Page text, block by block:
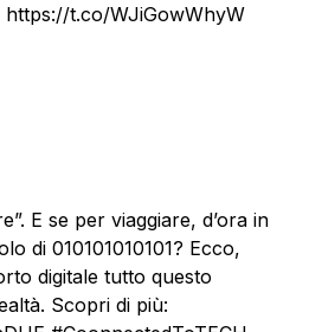
https://t.co/WJiGowWhyW
E se per viaggiare, d’ora in
di 010101010101? Ecco,
digitale tutto questo
Scopri di più: